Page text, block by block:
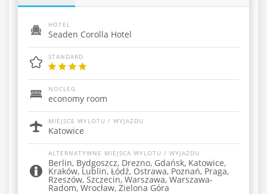
HOTEL
Seaden Corolla Hotel
STANDARD
NOCLEG
economy room
MIEJSCE WYLOTU / WYJAZDU
Katowice
ALTERNATYWNE MIEJSCA WYLOTU / WYJAZDU
Berlin, Bydgoszcz, Drezno, Gdańsk, Katowice,
Kraków, Lublin, Łódź, Ostrawa, Poznań, Praga,
Rzeszów, Szczecin, Warszawa, Warszawa-
Radom, Wrocław, Zielona Góra